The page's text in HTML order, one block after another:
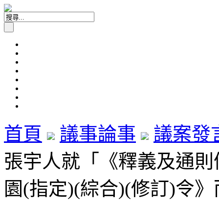
首頁 議事論事
議案發
張宇人就「《釋義及通
園(指定)(綜合)(修訂)令